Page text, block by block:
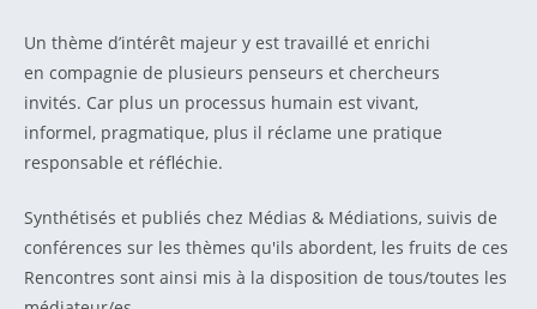
Un thème d’intérêt majeur y est travaillé et enrichi
en compagnie de plusieurs penseurs et chercheurs
invités. Car plus un processus humain est vivant,
informel, pragmatique, plus il réclame une pratique
responsable et réfléchie.
Synthétisés et publiés chez Médias & Médiations, suivis de
conférences sur les thèmes qu'ils abordent, les fruits de ces
Rencontres sont ainsi mis à la disposition de tous/toutes les